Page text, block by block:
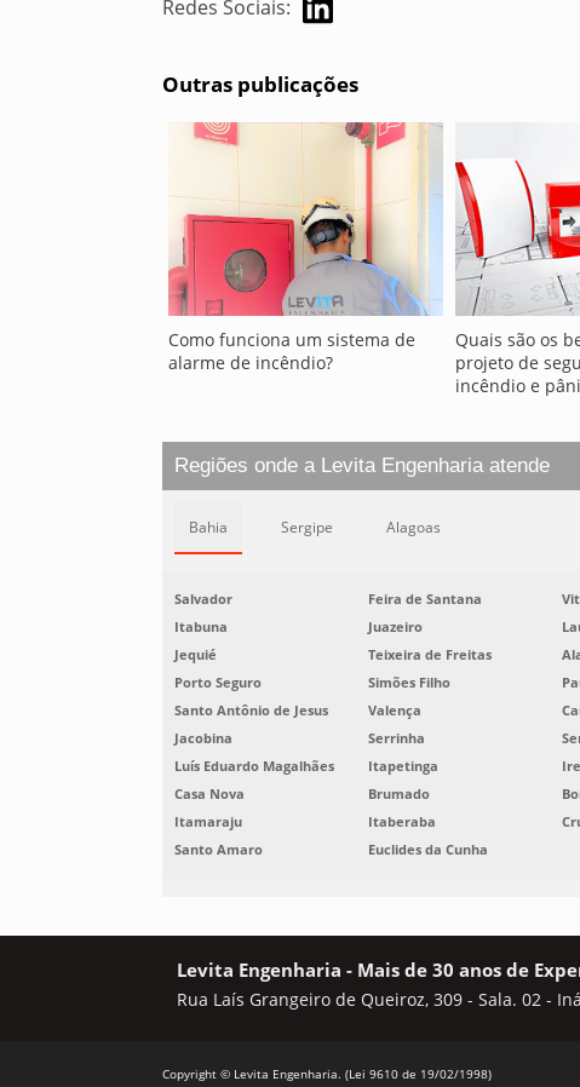
Redes Sociais:
Outras publicações
Como funciona um sistema de
alarme de incêndio?
Quais são os
projeto de
incêndio e
Regiões onde a Levita Engenharia atende
Bahia Sergipe Alagoas
Salvador Feira de Santana
Itabuna
Juazeiro
Jequié
Teixeira de Freitas
Porto Seguro
Simões Filho
Santo Antônio de Jesus
Valença
Jacobina
Serrinha
Luís Eduardo Magalhães
Itapetinga
Casa Nova
Brumado
Itamaraju
Itaberaba
Santo Amaro
Euclides da Cunha
Levita Engenharia - Mais de 30 anos de
Rua Laís Grangeiro de Queiroz, 309 - Sala. 02 -
Copyright © Levita Engenharia. (Lei 9610 de 19/02/1998)